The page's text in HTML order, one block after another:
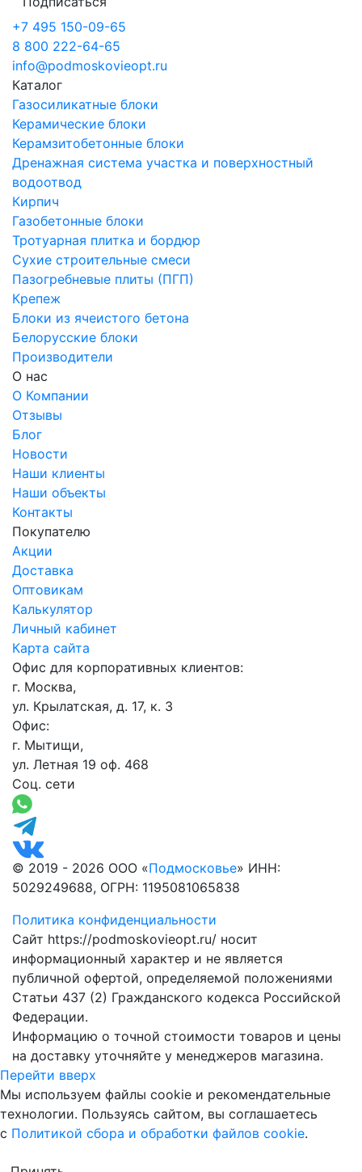
+7 495 150-09-65
8 800 222-64-65
info@podmoskovieopt.ru
Каталог
Газосиликатные блоки
Керамические блоки
Керамзитобетонные блоки
Дренажная система участка и поверхностный
водоотвод
Кирпич
Газобетонные блоки
Тротуарная плитка и бордюр
Сухие строительные смеси
Пазогребневые плиты (ПГП)
Крепеж
Блоки из ячеистого бетона
Белорусские блоки
Производители
О нас
О Компании
Отзывы
Блог
Новости
Наши клиенты
Наши объекты
Контакты
Покупателю
Акции
Доставка
Оптовикам
Калькулятор
Личный кабинет
Карта сайта
Офис для корпоративных клиентов:
г. Москва,
ул. Крылатская, д. 17, к. 3
Офис:
г. Мытищи,
ул. Летная 19 оф. 468
Соц. сети
© 2019 - 2026 ООО «Подмосковье» ИНН:
5029249688, ОГРН: 1195081065838
Политика конфиденциальности
Сайт https://podmoskovieopt.ru/ носит
информационный характер и не является
публичной офертой, определяемой положениями
Статьи 437 (2) Гражданского кодекса Российской
Федерации.
Информацию о точной стоимости товаров и цены
на доставку уточняйте у менеджеров магазина.
Перейти вверх
Мы используем файлы cookie и рекомендательные
технологии. Пользуясь сайтом, вы соглашаетесь
с Политикой сбора и обработки файлов cookie.